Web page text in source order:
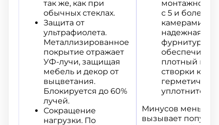
так же, как при
обычных стеклах.
Защита от
ультрафиолета.
Металлизированное
покрытие отражает
УФ-лучи, защищая
мебель и декор от
выцветания.
Блокируется до 60%
лучей.
Сокращение
нагрузки. По
монтажной
с 5 и более
камерами.
надежная
фурнитура,
плотный
створки к
герметичный
уплотнитель.
Минусов меньше,
вызывает